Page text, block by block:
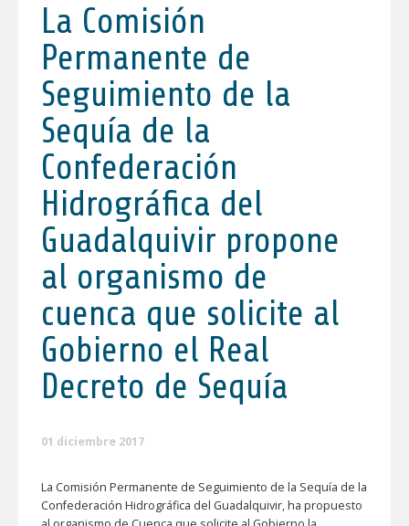
La Comisión
Permanente de
Seguimiento de la
Sequía de la
Confederación
Hidrográfica del
Guadalquivir propone
al organismo de
cuenca que solicite al
Gobierno el Real
Decreto de Sequía
01 diciembre 2017
La Comisión Permanente de Seguimiento de la Sequía de la
Confederación Hidrográfica del Guadalquivir, ha propuesto